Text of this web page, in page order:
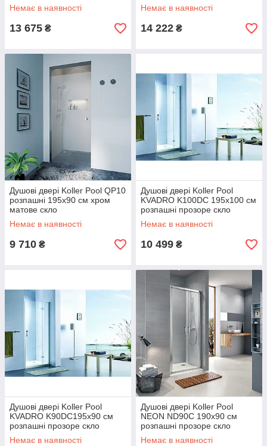
Немає в наявності
13 675 ₴
Немає в наявності
14 222 ₴
Душові двері Koller Pool QP10
розпашні 195х90 см хром
матове скло
Немає в наявності
9 710 ₴
Душові двері Koller Pool
KVADRO K100DC 195х100 см
розпашні прозоре скло
Немає в наявності
10 499 ₴
Душові двері Koller Pool
KVADRO K90DC195х90 см
розпашні прозоре скло
Немає в наявності
Душові двері Koller Pool
NEON ND90C 190х90 см
розпашні прозоре скло
Немає в наявності